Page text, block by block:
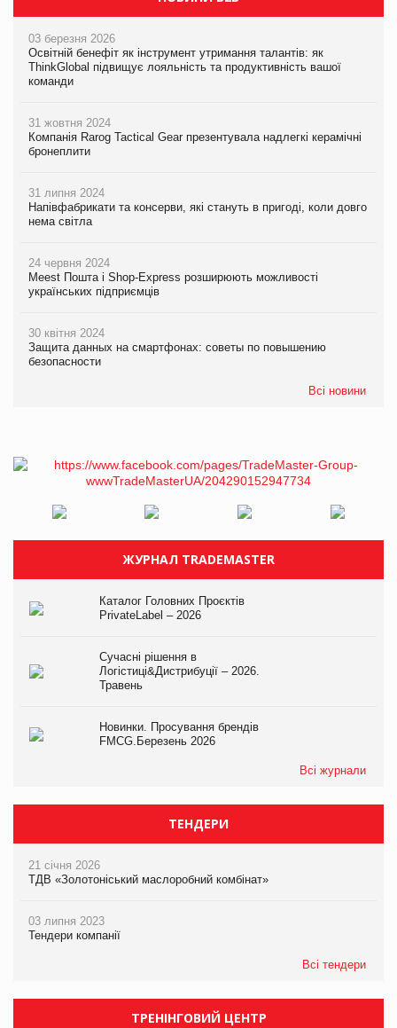
03 березня 2026
Освітній бенефіт як інструмент утримання талантів: як
ThinkGlobal підвищує лояльність та продуктивність вашої
команди
31 жовтня 2024
Компанія Rarog Tactical Gear презентувала надлегкі керамічні
бронеплити
31 липня 2024
Напівфабрикати та консерви, які стануть в пригоді, коли довго
нема світла
24 червня 2024
Meest Пошта і Shop-Express розширюють можливості
українських підприємців
30 квітня 2024
Защита данных на смартфонах: советы по повышению
безопасности
Всі новини
ЖУРНАЛ TRADEMASTER
Каталог Головних Проєктів
PrivateLabel – 2026
Сучасні рішення в
Логістиці&Дистрибуції – 2026.
Травень
Новинки. Просування брендів
FMCG.Березень 2026
Всі журнали
ТЕНДЕРИ
21 січня 2026
ТДВ «Золотоніський маслоробний комбінат»
03 липня 2023
Тендери компанії
Всі тендери
ТРЕНІНГОВИЙ ЦЕНТР